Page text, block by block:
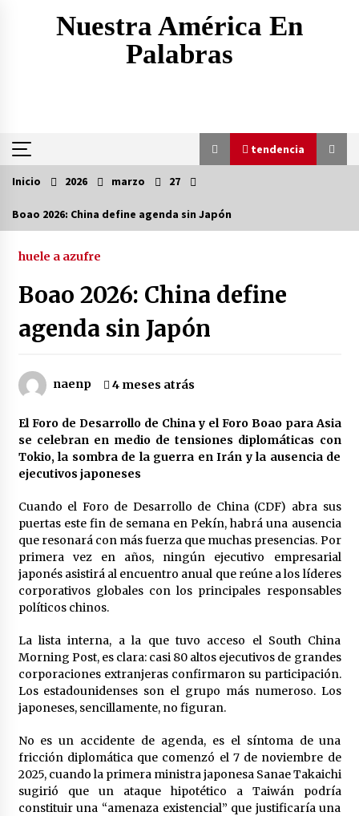
Nuestra América En
Palabras
tendencia
tendencia
reservas de municiones
20 horas atrás
BofA Global Research: solo quedan 43 días para
21 horas atrás
Policía argentina reprime con balas y gases
protesta contra ley de Milei
Educar a un hijo
21 horas atrás
21 horas atrás
Brasil: el nuevo borrador del golpe de Estado
bajo los auspicios de EE. UU.
21 horas atrás
Venezuela como munición política: el Capitolio
vs. Trump
21 horas atrás
Inicio 2026 marzo 27
Boao 2026: China define agenda sin Japón
huele a azufre
Boao 2026: China define
agenda sin Japón
naenp 4 meses atrás
El Foro de Desarrollo de China y el Foro Boao para Asia
se celebran en medio de tensiones diplomáticas con
Tokio, la sombra de la guerra en Irán y la ausencia de
ejecutivos japoneses
Cuando el Foro de Desarrollo de China (CDF) abra sus
puertas este fin de semana en Pekín, habrá una ausencia
que resonará con más fuerza que muchas presencias. Por
primera vez en años, ningún ejecutivo empresarial
japonés asistirá al encuentro anual que reúne a los líderes
corporativos globales con los principales responsables
políticos chinos.
La lista interna, a la que tuvo acceso el South China
Morning Post, es clara: casi 80 altos ejecutivos de grandes
corporaciones extranjeras confirmaron su participación.
Los estadounidenses son el grupo más numeroso. Los
japoneses, sencillamente, no figuran.
No es un accidente de agenda, es el síntoma de una
fricción diplomática que comenzó el 7 de noviembre de
2025, cuando la primera ministra japonesa Sanae Takaichi
sugirió que un ataque hipotético a Taiwán podría
constituir una “amenaza existencial” que justificaría una